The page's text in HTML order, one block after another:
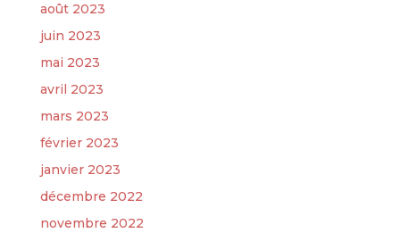
août 2023
juin 2023
mai 2023
avril 2023
mars 2023
février 2023
janvier 2023
décembre 2022
novembre 2022